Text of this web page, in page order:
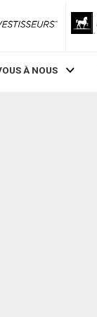
ZoneInvestisseurs RLP
À NOUS